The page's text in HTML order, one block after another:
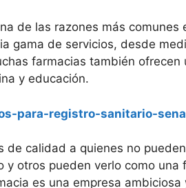
de las razones más
gama de servicios, desde
farmacias también
y educación.
para-registro-sanitario-
calidad a quienes no
otros pueden verlo como una
es una empresa ambiciosa